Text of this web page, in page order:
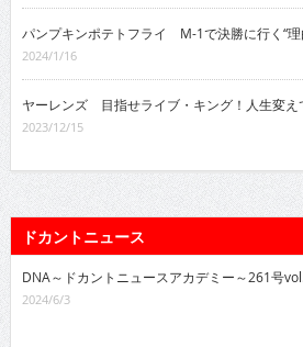
パンプキンポテトフライ M-1で決勝に行く“理
2024/1/16
ヤーレンズ 目指せライブ・キング！人生変え
2023/12/15
ドカントニュース
DNA～ドカントニュースアカデミー～261号
2024/6/3